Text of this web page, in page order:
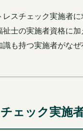
スチェック実施者
士の実施者資格に
も持つ実施者がなぜ
ェック実施